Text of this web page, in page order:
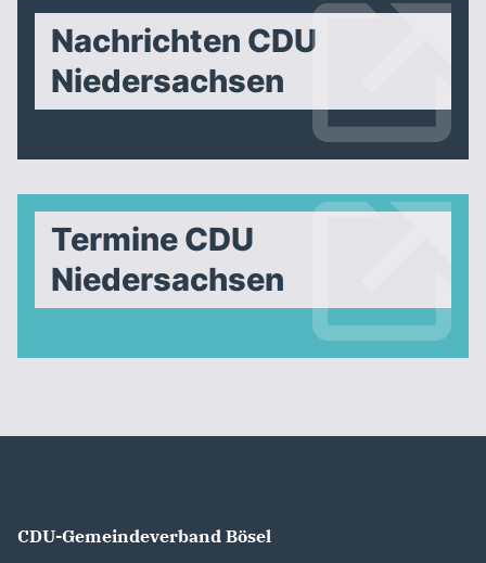
Nachrichten CDU
Niedersachsen
Termine CDU
Niedersachsen
CDU-Gemeindeverband Bösel